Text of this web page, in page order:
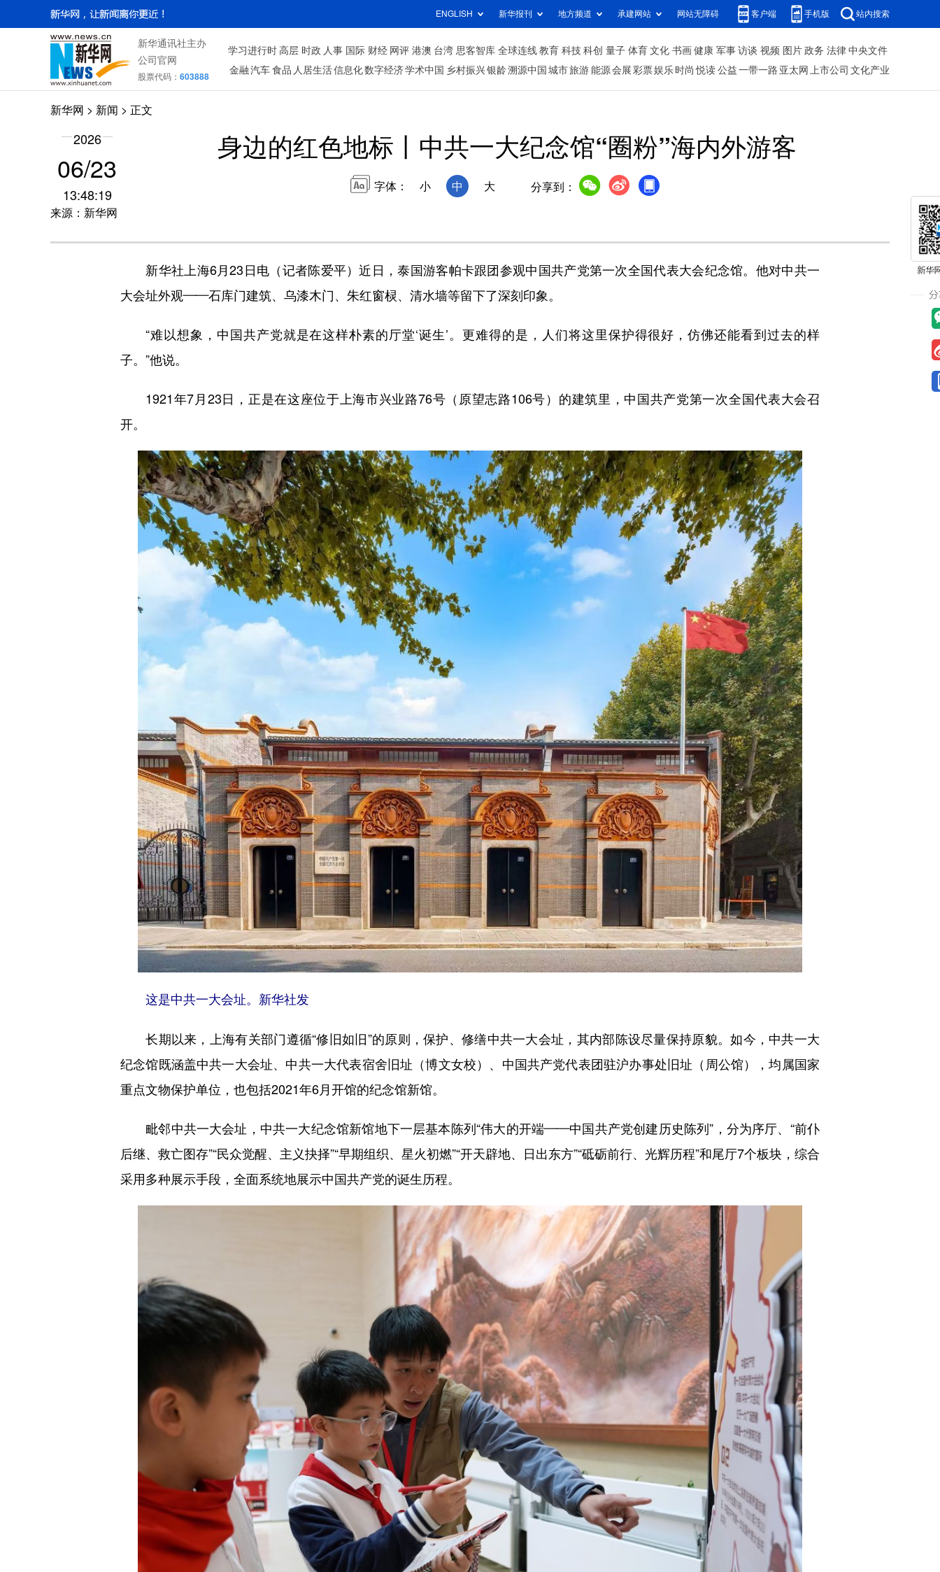
ENGLISH 新华报刊 地方频道 承建网站 网站无障碍 客户端 手机版 站内搜索
新华通讯社主办
公司官网
股票代码： 603888
学习进行时 高层 时政 人事 国际 财经 网评 港澳 台湾 思客智库 全球连线 教育 科技 科创 量子 体育 文化 书画 健康 军事 访谈 视频 图片 政务 法律 中央文件
金融 汽车 食品 人居生活信息化数字经济学术中国 乡村振兴银龄溯源中国 城市旅游 能源 会展 彩票娱乐 时尚 悦读 公益 一带一路 亚太网 上市公司 文化产业
新华网 > 新闻 > 正文
2026
06/23
13:48:19
来源：新华网
身边的红色地标丨中共一大纪念馆“圈粉”海内外游客
字体： 小 中 大 分享到：
新华社上海6月23日电（记者陈爱平）近日，泰国游客帕卡跟团参观中国共产党第一次全国代表大会纪念馆。他对中共一
大会址外观——石库门建筑、乌漆木门、朱红窗棂、清水墙等留下了深刻印象。
“难以想象，中国共产党就是在这样朴素的厅堂‘诞生’。更难得的是，人们将这里保护得很好，仿佛还能看到过去的样
子。”他说。
1921年7月23日，正是在这座位于上海市兴业路76号（原望志路106号）的建筑里，中国共产党第一次全国代表大会召
开。
这是中共一大会址。新华社发
长期以来，上海有关部门遵循“修旧如旧”的原则，保护、修缮中共一大会址，其内部陈设尽量保持原貌。如今，中共一大
纪念馆既涵盖中共一大会址、中共一大代表宿舍旧址（博文女校）、中国共产党代表团驻沪办事处旧址（周公馆），均属国家
重点文物保护单位，也包括2021年6月开馆的纪念馆新馆。
毗邻中共一大会址，中共一大纪念馆新馆地下一层基本陈列“伟大的开端——中国共产党创建历史陈列”，分为序厅、“前仆
后继、救亡图存”“民众觉醒、主义抉择”“早期组织、星火初燃”“开天辟地、日出东方”“砥砺前行、光辉历程”和尾厅7个板块，综合
采用多种展示手段，全面系统地展示中国共产党的诞生历程。